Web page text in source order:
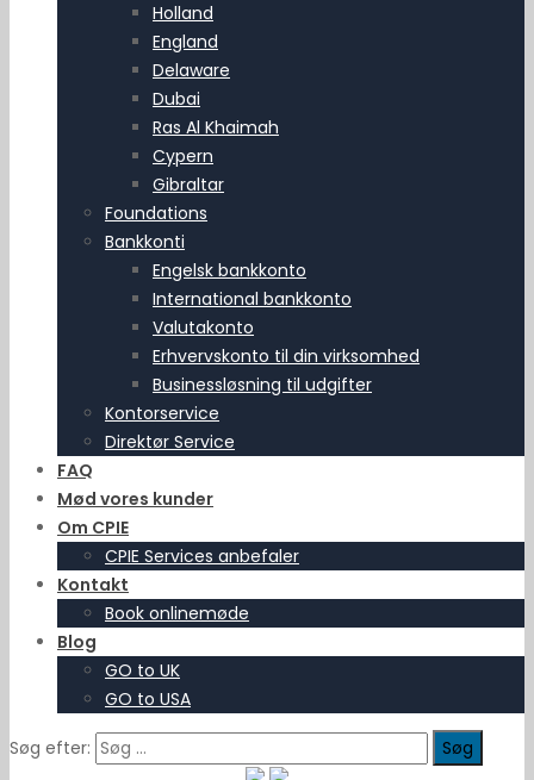
Holland
England
Delaware
Dubai
Ras Al Khaimah
Cypern
Gibraltar
Foundations
Bankkonti
Engelsk bankkonto
International bankkonto
Valutakonto
Erhvervskonto til din virksomhed
Businessløsning til udgifter
Kontorservice
Direktør Service
FAQ
Mød vores kunder
Om CPIE
CPIE Services anbefaler
Kontakt
Book onlinemøde
Blog
GO to UK
GO to USA
Søg efter: